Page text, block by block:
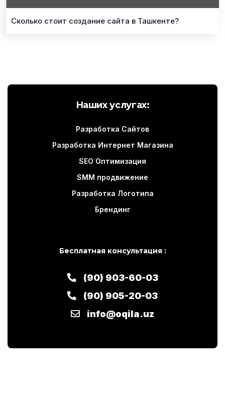
Сколько стоит создание сайта в Ташкенте?
Наших услугах:
Разработка Сайтов
Разработка Интернет Магазина
SEO Оптимизация
SMM продвижение
Разработка Логотипа
Брендинг
Бесплатная консультация :
(90) 903-60-03
(90) 905-20-03
info@oqila.uz